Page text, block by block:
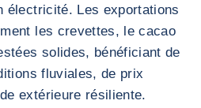
électricité. Les exportations
les crevettes, le cacao
solides, bénéficiant de
fluviales, de prix
extérieure résiliente.